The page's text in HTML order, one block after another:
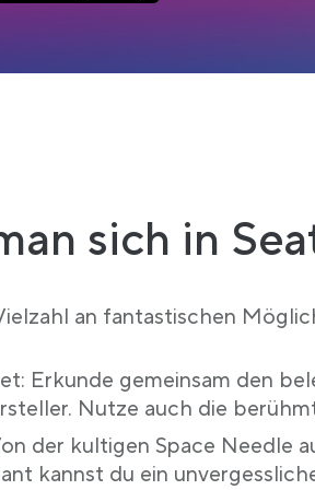
sich in
an fantastischen
Erkunde gemeinsam den
Nutze auch die
der kultigen Space Needle
kannst du ein